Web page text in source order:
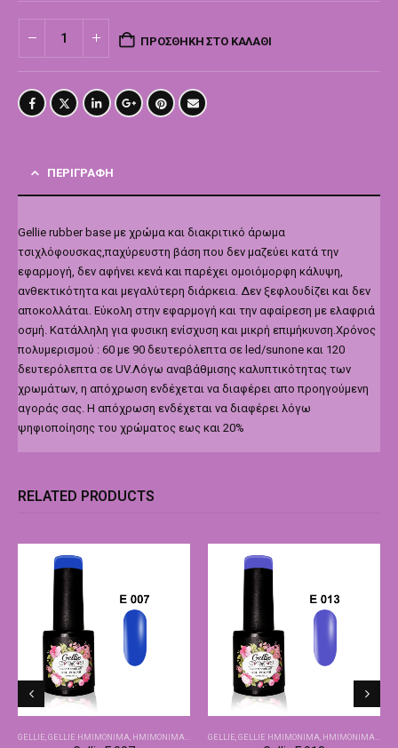
ΠΡΟΣΘΉΚΗ ΣΤΟ ΚΑΛΆΘΙ
ΠΕΡΙΓΡΑΦΉ
Gellie rubber base με χρώμα και διακριτικό άρωμα
τσιχλόφουσκας,παχύρευστη βάση που δεν μαζεύει κατά την
εφαρμογή, δεν αφήνει κενά και παρέχει ομοιόμορφη κάλυψη,
ανθεκτικότητα και μεγαλύτερη διάρκεια. Δεν ξεφλουδίζει και δεν
αποκολλάται. Εύκολη στην εφαρμογή και την αφαίρεση με ελαφριά
οσμή. Κατάλληλη για φυσικη ενίσχυση και μικρή επιμήκυνση.Χρόνος
πολυμερισμού : 60 με 90 δευτερόλεπτα σε led/sunone και 120
δευτερόλεπτα σε UV.Λόγω αναβάθμισης καλυπτικότητας των
χρωμάτων, η απόχρωση ενδέχεται να διαφέρει απο προηγούμενη
αγοράς σας. Η απόχρωση ενδέχεται να διαφέρει λόγω
ψηφιοποίησης του χρώματος εως και 20%
RELATED PRODUCTS
GELLIE GELLIE ΗΜΙΜΌΝΙΜΑ ΗΜΙΜΌΝΙΜΑ-ΒΑΣΙΚΆ ΧΡΏΜΑΤΑ GELLIE GELLIE ΗΜΙΜΌΝΙΜΑ ΗΜΙΜΌΝΙΜΑ-ΒΑΣΙΚΆ ΧΡΏΜΑΤΑ